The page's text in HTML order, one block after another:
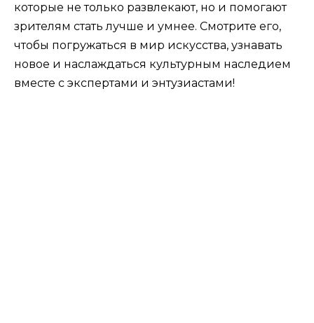
которые не только развлекают, но и помогают
зрителям стать лучше и умнее. Смотрите его,
чтобы погружаться в мир искусства, узнавать
новое и наслаждаться культурным наследием
вместе с экспертами и энтузиастами!